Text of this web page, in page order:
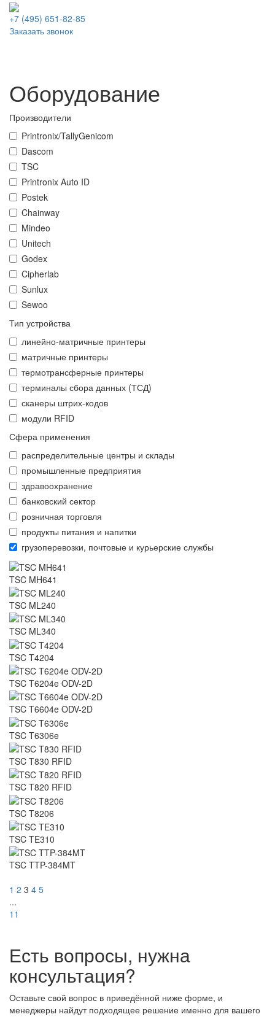
+7 (495) 651-82-85
Заказать звонок
Оборудование
Производители
Printronix/TallyGenicom
Dascom
TSC
Printronix Auto ID
Postek
Chainway
Mindeo
Unitech
Godex
Cipherlab
Sunlux
Sewoo
Тип устройства
линейно-матричные принтеры
матричные принтеры
термотрансферные принтеры
терминалы сбора данных (ТСД)
сканеры штрих-кодов
модули RFID
Сфера применения
распределительные центры и склады
промышленные предприятия
здравоохранение
банковский сектор
розничная торговля
продукты питания и напитки
грузоперевозки, почтовые и курьерские службы
TSC MH641
TSC ML240
TSC ML340
TSC T4204
TSC T6204e ODV-2D
TSC T6604e ODV-2D
TSC T6306e
TSC T830 RFID
TSC T820 RFID
TSC T8206
TSC TE310
TSC TTP-384MT
1 2 3 4 5
...
11
Есть вопросы, нужна
консультация?
Оставьте свой вопрос в приведённой ниже форме, и
менеджеры найдут подходящее решение именно для вашего